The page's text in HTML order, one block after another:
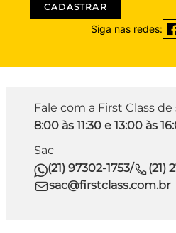
CADASTRAR
Siga nas redes:
Fale com a First Class
8:00 às 11:30 e 13:00 às
Sac
(21) 97302-1753/
(21)
sac@firstclass.com.br